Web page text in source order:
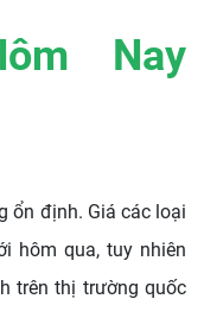
Nay
ổn định. Giá các loại
hôm qua, tuy nhiên
trên thị trường quốc